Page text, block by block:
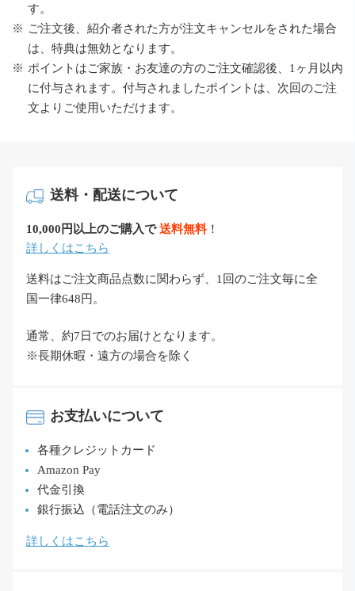
す。
ご注文後、紹介者された方が注文キャンセルをされた場合
は、特典は無効となります。
ポイントはご家族・お友達の方のご注文確認後、1ヶ月以内
に付与されます。付与されましたポイントは、次回のご注
文よりご使用いただけます。
送料・配送について
10,000円以上のご購入で 送料無料！
詳しくはこちら
送料はご注文商品点数に関わらず、1回のご注文毎に全
国一律648円。
通常、約7日でのお届けとなります。
※長期休暇・遠方の場合を除く
お支払いについて
各種クレジットカード
Amazon Pay
代金引換
銀行振込（電話注文のみ）
詳しくはこちら